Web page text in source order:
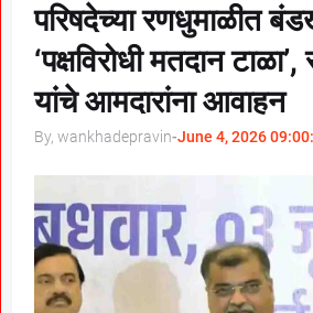
परिषदेच्या रणधुमाळीत
‘पक्षविरोधी मतदान
यांचे आमदारांना आवाहन
By, wankhadepravin-June 4, 2026